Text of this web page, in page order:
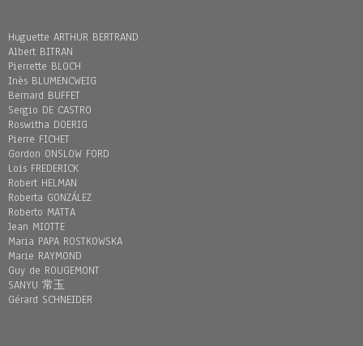
Huguette ARTHUR BERTRAND
Albert BITRAN
Pierrette BLOCH
Inès BLUMENCWEIG
Bernard BUFFET
Sergio DE CASTRO
Roswitha DOERIG
Pierre FICHET
Gordon ONSLOW FORD
Loïs FREDERICK
Robert HELMAN
Roberta GONZÁLEZ
Roberto MATTA
Jean MIOTTE
Maria PAPA ROSTKOWSKA
Marie RAYMOND
Guy de ROUGEMONT
SANYU 常玉
Gérard SCHNEIDER